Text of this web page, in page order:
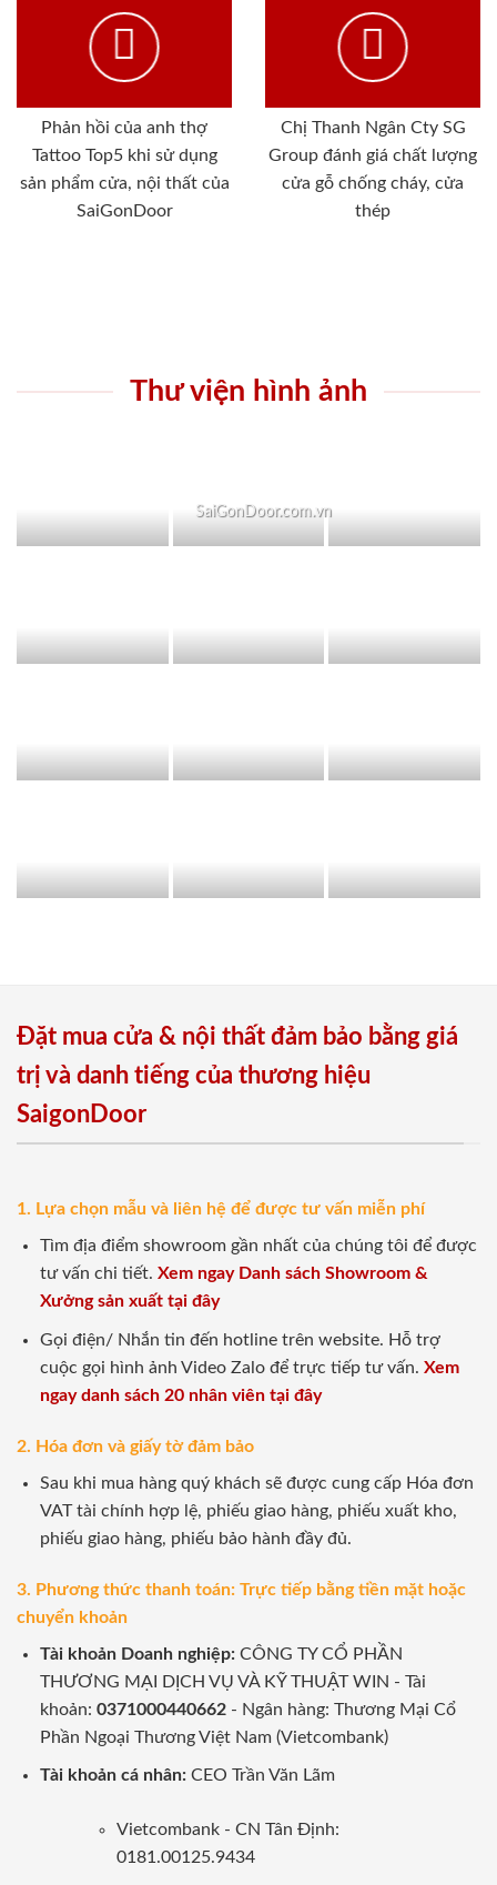
Phản hồi của anh thợ
Tattoo Top5 khi sử dụng
sản phẩm cửa, nội thất của
SaiGonDoor
Chị Thanh Ngân Cty SG
Group đánh giá chất lượng
cửa gỗ chống cháy, cửa
thép
Thư viện hình ảnh
SaiGonDoor.com.vn
Đặt mua cửa & nội thất đảm bảo bằng giá
trị và danh tiếng của thương hiệu
SaigonDoor
1. Lựa chọn mẫu và liên hệ để được tư vấn miễn phí
Tìm địa điểm showroom gần nhất của chúng tôi để được
tư vấn chi tiết. Xem ngay Danh sách Showroom &
Xưởng sản xuất tại đây
Gọi điện/ Nhắn tin đến hotline trên website. Hỗ trợ
cuộc gọi hình ảnh Video Zalo để trực tiếp tư vấn. Xem
ngay danh sách 20 nhân viên tại đây
2. Hóa đơn và giấy tờ đảm bảo
Sau khi mua hàng quý khách sẽ được cung cấp Hóa đơn
VAT tài chính hợp lệ, phiếu giao hàng, phiếu xuất kho,
phiếu giao hàng, phiếu bảo hành đầy đủ.
3. Phương thức thanh toán: Trực tiếp bằng tiền mặt hoặc
chuyển khoản
Tài khoản Doanh nghiệp:CÔNG TY CỔ PHẦN
THƯƠNG MẠI DỊCH VỤ VÀ KỸ THUẬT WIN - Tài
khoản: 0371000440662- Ngân hàng: Thương Mại Cổ
Phần Ngoại Thương Việt Nam (Vietcombank)
Tài khoản cá nhân: CEO Trần Văn Lãm
Vietcombank - CN Tân Định:
0181.00125.9434